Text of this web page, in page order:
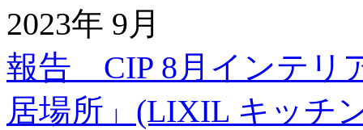
2023年 9月
報告 CIP 8月インテリ
居場所」(LIXIL キッチ